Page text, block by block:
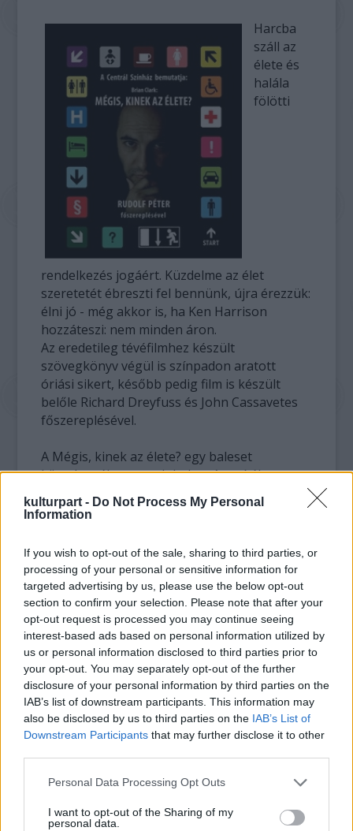
kulturpart - Do Not Process My Personal
Information
If you wish to opt-out of the sale, sharing to third parties, or
processing of your personal or sensitive information for
targeted advertising by us, please use the below opt-out
section to confirm your selection. Please note that after your
opt-out request is processed you may continue seeing
interest-based ads based on personal information utilized by
us or personal information disclosed to third parties prior to
your opt-out. You may separately opt-out of the further
disclosure of your personal information by third parties on the
IAB’s list of downstream participants. This information may
also be disclosed by us to third parties on the IAB’s List of
Downstream Participants that may further disclose it to other
Please note that this website/app uses one or more Google
not limited to your visit or usage behaviour. You may click to
grant or deny consent to Google and its third-party tags to
Personal Data Processing Opt Outs
I want to opt-out of the Sharing of my
personal data.
Harcba
száll az
élete és
halála
fölötti
rendelkezés jogáért. Küzdelme az élet
szeretetét ébreszti fel bennünk, újra érezzük:
élni jó - még akkor is, ha Ken Harrison
hozzáteszi: nem minden áron.
Az eredetileg tévéfilmhez készült
szövegkönyv végül is színpadon aratott
óriási sikert, később pedig film is készült
belőle Richard Dreyfuss és John Cassavetes
főszereplésével.
A Mégis, kinek az élete? egy baleset
következtében mozdulatlanságra ítélt
életművészről szól, aki kitartóan harcol a
halálhoz való jogáért, a darab maga azonban
A rendező Puskás Tamás szavait idézve:
"Miközben azt figyeljük, hogy valaki azért
küzd, hogy meghalhasson, mi magunk
beleszeretünk az életbe".
Rudolf Péter kortárs nagy nevettetőink
egyike, személyiségének varázsa pedig nem
kis részt izgágaságából, mozgékonyságából
fakad.
Ám ezúttal – életében először – egy olyan
szerepben láthatjuk, melyben mindvégig
mozdulatlan marad.
A Mégis, kinek az élete? című amerikai
ám beszélni nagyon is: sziporkázik, sztorizik,